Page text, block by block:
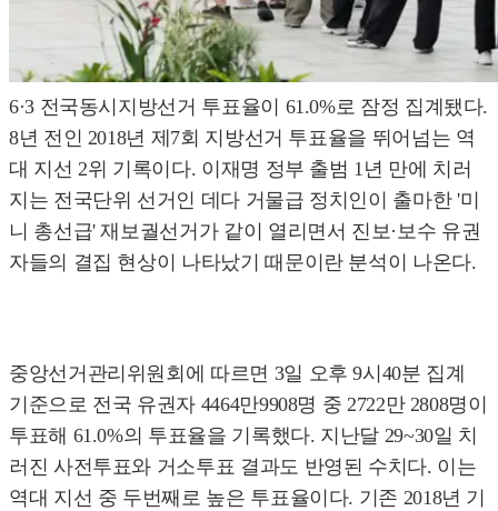
6·3 전국동시지방선거 투표율이 61.0%로 잠정 집계됐다.
8년 전인 2018년 제7회 지방선거 투표율을 뛰어넘는 역
대 지선 2위 기록이다. 이재명 정부 출범 1년 만에 치러
지는 전국단위 선거인 데다 거물급 정치인이 출마한 '미
니 총선급' 재보궐선거가 같이 열리면서 진보·보수 유권
자들의 결집 현상이 나타났기 때문이란 분석이 나온다.
중앙선거관리위원회에 따르면 3일 오후 9시40분 집계
기준으로 전국 유권자 4464만9908명 중 2722만 2808명이
투표해 61.0%의 투표율을 기록했다. 지난달 29~30일 치
러진 사전투표와 거소투표 결과도 반영된 수치다. 이는
역대 지선 중 두번째로 높은 투표율이다. 기존 2018년 기